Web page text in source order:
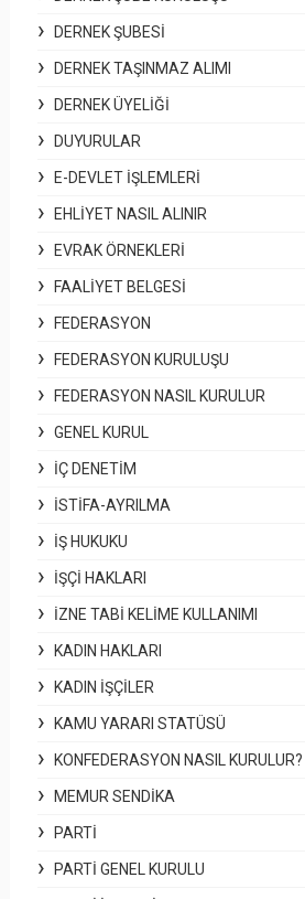
DERNEK ŞUBESI
DERNEK TAŞINMAZ ALIMI
DERNEK ÜYELIĞI
DUYURULAR
E-DEVLET İŞLEMLERI
EHLIYET NASIL ALINIR
EVRAK ÖRNEKLERI
FAALIYET BELGESI
FEDERASYON
FEDERASYON KURULUŞU
FEDERASYON NASIL KURULUR
GENEL KURUL
İÇ DENETIM
İSTIFA-AYRILMA
İŞ HUKUKU
İŞÇI HAKLARI
İZNE TABI KELIME KULLANIMI
KADIN HAKLARI
KADIN İŞÇILER
KAMU YARARI STATÜSÜ
KONFEDERASYON NASIL KURULUR?
MEMUR SENDIKA
PARTI
PARTI GENEL KURULU